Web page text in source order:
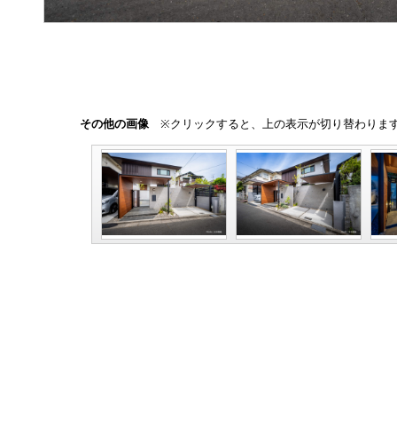
その他の画像 ※クリックすると、上の表示が切り替わりま